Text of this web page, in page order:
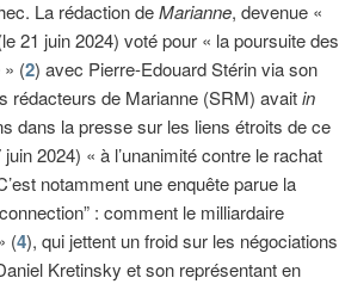
La rédaction deMarianne, devenue «
21 juin 2024) voté pour « la poursuite des
» (2) avec Pierre-Edouard Stérin via son
rédacteurs de Marianne (SRM) avaitin
dans la presse sur les liens étroits de ce
2024) « à l’unanimité contre le rachat
notamment une enquête parue la
: comment le milliardaire
(4), qui jettent un froid sur les négociations
Kretinsky et son représentant en